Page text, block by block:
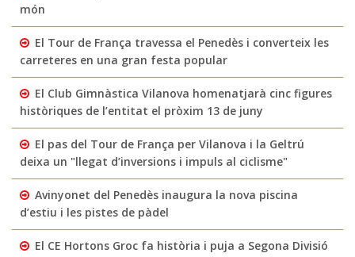
món
El Tour de França travessa el Penedès i converteix les
carreteres en una gran festa popular
El Club Gimnàstica Vilanova homenatjarà cinc figures
històriques de l’entitat el pròxim 13 de juny
El pas del Tour de França per Vilanova i la Geltrú
deixa un "llegat d’inversions i impuls al ciclisme"
Avinyonet del Penedès inaugura la nova piscina
d’estiu i les pistes de pàdel
El CE Hortons Groc fa història i puja a Segona Divisió